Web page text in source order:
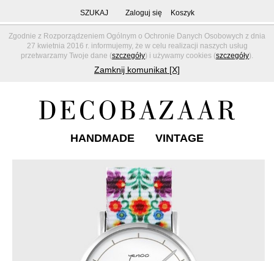
Zgodnie z Rozporządzeniem Ogólnym o Ochronie Danych Osobowych z dnia
27 kwietnia 2016 r. informujemy, że w celu realizacji naszych usług
przetwarzamy Twoje dane (szczegóły) i używamy cookies (szczegóły).
Zamknij komunikat [X]
SZUKAJ Zaloguj się Koszyk
HANDMADE VINTAGE